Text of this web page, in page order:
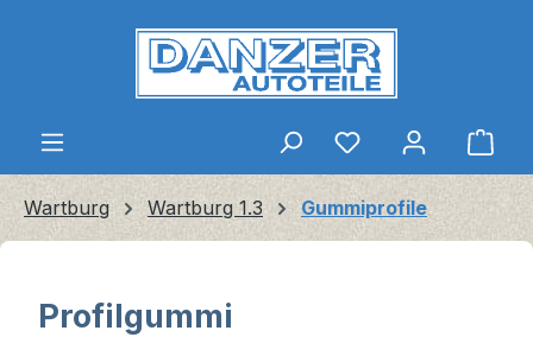
Zum Hauptinhalt springen
Wartburg Wartburg 1.3 Gummiprofile
Profilgummi